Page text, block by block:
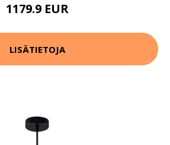
1179.9 EUR
LISÄTIETOJA